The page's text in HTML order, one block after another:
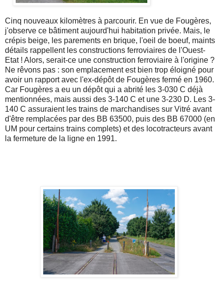
Cinq nouveaux kilomètres à parcourir. En vue de Fougères,
j'observe ce bâtiment aujourd'hui habitation privée. Mais, le
crépis beige, les parements en brique, l'oeil de boeuf, maints
détails rappellent les constructions ferroviaires de l'Ouest-
Etat ! Alors, serait-ce une construction ferroviaire à l'origine ?
Ne rêvons pas : son emplacement est bien trop éloigné pour
avoir un rapport avec l'ex-dépôt de Fougères fermé en 1960.
Car Fougères a eu un dépôt qui a abrité les 3-030 C déjà
mentionnées, mais aussi des 3-140 C et une 3-230 D. Les 3-
140 C assuraient les trains de marchandises sur Vitré avant
d'être remplacées par des BB 63500, puis des BB 67000 (en
UM pour certains trains complets) et des locotracteurs avant
la fermeture de la ligne en 1991.